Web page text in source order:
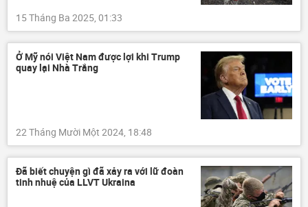
15 Tháng Ba 2025, 01:33
Ở Mỹ nói Việt Nam được lợi khi Trump
quay lại Nhà Trắng
22 Tháng Mười Một 2024, 18:48
Đã biết chuyện gì đã xảy ra với lữ đoàn
tinh nhuệ của LLVT Ukraina